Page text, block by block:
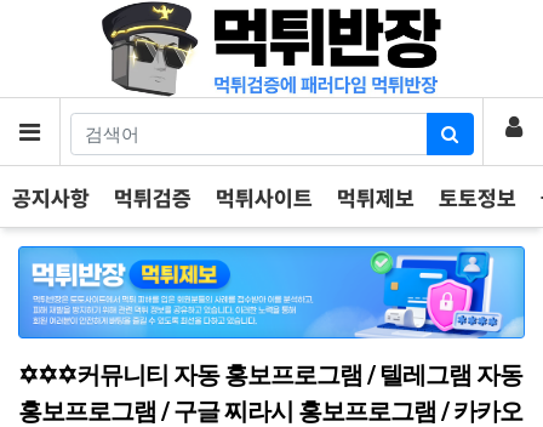
메뉴 로
공지사항 먹튀검증 먹튀사이트 먹튀제보 토토정보
✡️✡️✡️커뮤니티 자동 홍보프로그램 / 텔레그램 자동
홍보프로그램 / 구글 찌라시 홍보프로그램 / 카카오